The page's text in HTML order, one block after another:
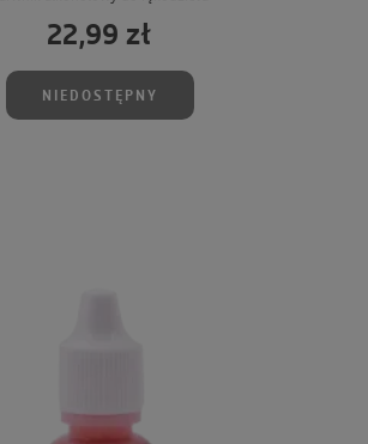
22,99 zł
NIEDOSTĘPNY